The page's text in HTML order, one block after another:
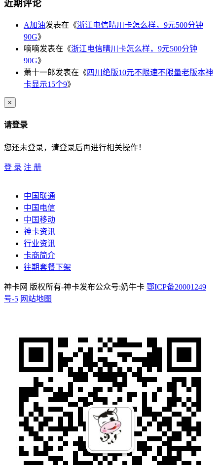
近期评论
A加油发表在《浙江电信晴川卡怎么样，9元500分钟
90G》
嘀嘀发表在《浙江电信晴川卡怎么样，9元500分钟
90G》
萧十一郎发表在《四川绝版10元不限速不限量老版本神
卡显示15个9》
×
请登录
您还未登录，请登录后再进行相关操作！
登 录 注 册
中国联通
中国电信
中国移动
神卡资讯
行业资讯
卡商简介
往期套餐下架
神卡网 版权所有-神卡发布公众号:奶牛卡 鄂ICP备20001249
号-5 网站地图